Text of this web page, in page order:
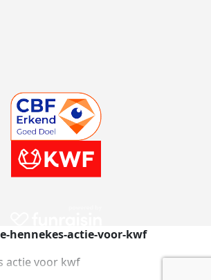
hennekes-actie-voor-kwf
actie voor kwf